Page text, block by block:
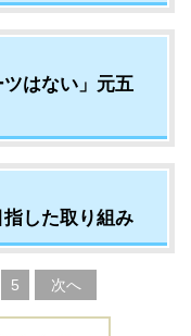
ツはない」元五
した取り組み
5 次へ